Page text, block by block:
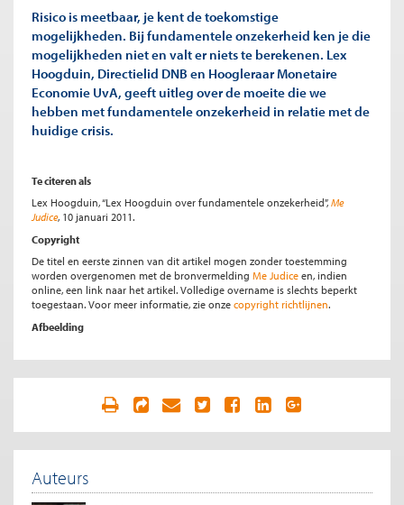
Risico is meetbaar, je kent de toekomstige
mogelijkheden. Bij fundamentele onzekerheid ken je die
mogelijkheden niet en valt er niets te berekenen. Lex
Hoogduin, Directielid DNB en Hoogleraar Monetaire
Economie UvA, geeft uitleg over de moeite die we
hebben met fundamentele onzekerheid in relatie met de
huidige crisis.
Te citeren als
Lex Hoogduin, “Lex Hoogduin over fundamentele onzekerheid”, Me
Judice, 10 januari 2011.
Copyright
De titel en eerste zinnen van dit artikel mogen zonder toestemming
worden overgenomen met de bronvermelding Me Judice en, indien
online, een link naar het artikel. Volledige overname is slechts beperkt
toegestaan. Voor meer informatie, zie onze copyright richtlijnen.
Afbeelding
Auteurs